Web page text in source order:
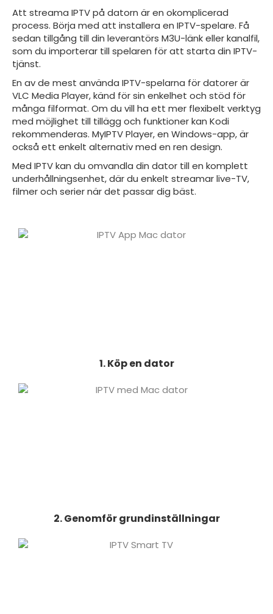
Att streama IPTV på datorn är en okomplicerad
process. Börja med att installera en IPTV-spelare. Få
sedan tillgång till din leverantörs M3U-länk eller kanalfil,
som du importerar till spelaren för att starta din IPTV-
tjänst.
En av de mest använda IPTV-spelarna för datorer är
VLC Media Player, känd för sin enkelhet och stöd för
många filformat. Om du vill ha ett mer flexibelt verktyg
med möjlighet till tillägg och funktioner kan Kodi
rekommenderas. MyIPTV Player, en Windows-app, är
också ett enkelt alternativ med en ren design.
Med IPTV kan du omvandla din dator till en komplett
underhållningsenhet, där du enkelt streamar live-TV,
filmer och serier när det passar dig bäst.
1. Köp en dator
2. Genomför grundinställningar